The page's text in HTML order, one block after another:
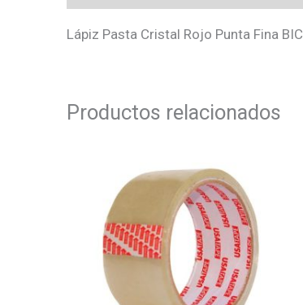
Lápiz Pasta Cristal Rojo Punta Fina BIC
Productos relacionados